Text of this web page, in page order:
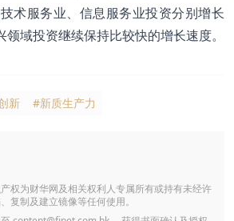
术服务业、信息服务业投资分别增长
域投资继续保持比较快的增长速度。
新 #新质生产力
权为财华网及相关权利人专属所有或持有未经许
复制及建立镜像等任何使用。